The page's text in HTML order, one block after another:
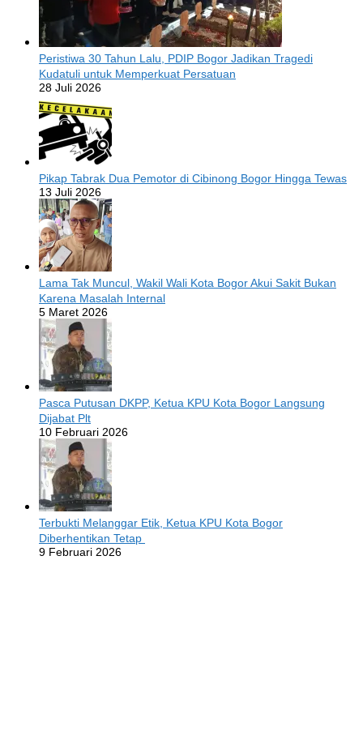
Peristiwa 30 Tahun Lalu, PDIP Bogor Jadikan Tragedi
Kudatuli untuk Memperkuat Persatuan
28 Juli 2026
Pikap Tabrak Dua Pemotor di Cibinong Bogor Hingga Tewas
13 Juli 2026
Lama Tak Muncul, Wakil Wali Kota Bogor Akui Sakit Bukan
Karena Masalah Internal
5 Maret 2026
Pasca Putusan DKPP, Ketua KPU Kota Bogor Langsung
Dijabat Plt
10 Februari 2026
Terbukti Melanggar Etik, Ketua KPU Kota Bogor
Diberhentikan Tetap
9 Februari 2026